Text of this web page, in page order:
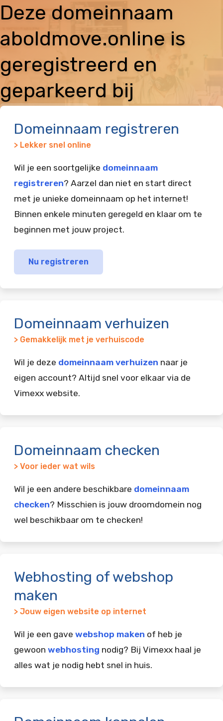
Deze domeinnaam
aboldmove.online is
geregistreerd en
geparkeerd bij
Domeinnaam registreren
> Lekker snel online
Wil je een soortgelijke domeinnaam
registreren? Aarzel dan niet en start direct
met je unieke domeinnaam op het internet!
Binnen enkele minuten geregeld en klaar om te
beginnen met jouw project.
Nu registreren
Domeinnaam verhuizen
> Gemakkelijk met je verhuiscode
Wil je deze domeinnaam verhuizen naar je
eigen account? Altijd snel voor elkaar via de
Vimexx website.
Domeinnaam checken
> Voor ieder wat wils
Wil je een andere beschikbare domeinnaam
checken? Misschien is jouw droomdomein nog
wel beschikbaar om te checken!
Webhosting of webshop
maken
> Jouw eigen website op internet
Wil je een gave webshop maken of heb je
gewoon webhosting nodig? Bij Vimexx haal je
alles wat je nodig hebt snel in huis.